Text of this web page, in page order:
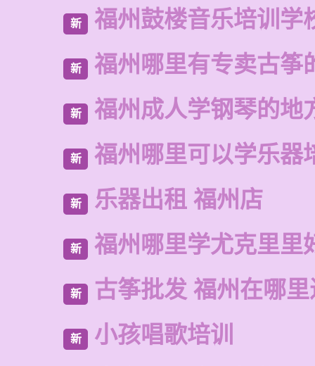
新 福州鼓楼音乐培训学
新 福州哪里有专卖古筝
新 福州成人学钢琴的地
新 福州哪里可以学乐器
新 乐器出租 福州店
新 福州哪里学尤克里里
新 古筝批发 福州在哪
新 小孩唱歌培训